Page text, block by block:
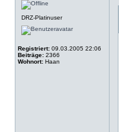
DRZ-Platinuser
Registriert: 09.03.2005 22:06
Beiträge: 2366
Wohnort: Haan